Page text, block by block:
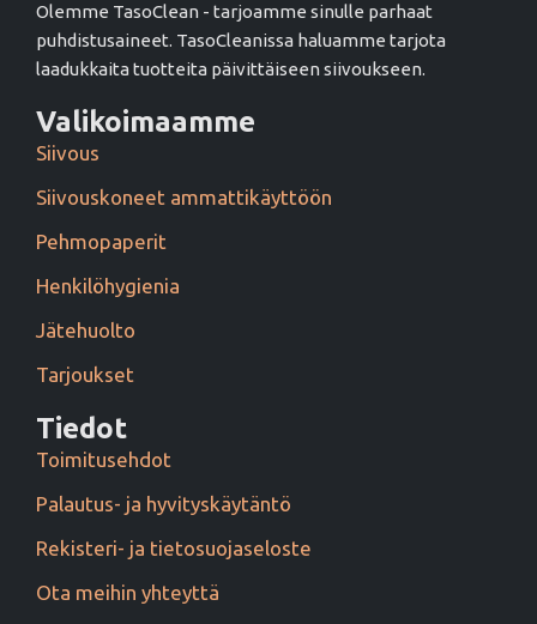
Olemme TasoClean - tarjoamme sinulle parhaat
puhdistusaineet. TasoCleanissa haluamme tarjota
laadukkaita tuotteita päivittäiseen siivoukseen.
Valikoimaamme
Siivous
Siivouskoneet ammattikäyttöön
Pehmopaperit
Henkilöhygienia
Jätehuolto
Tarjoukset
Tiedot
Toimitusehdot
Palautus- ja hyvityskäytäntö
Rekisteri- ja tietosuojaseloste
Ota meihin yhteyttä